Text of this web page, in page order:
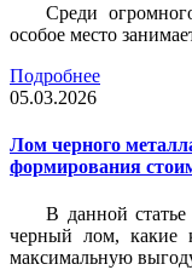
Среди
особое место
Подробнее
05.03.2026
Лом черного
формирования
В данной
черный лом, какие
максимальную